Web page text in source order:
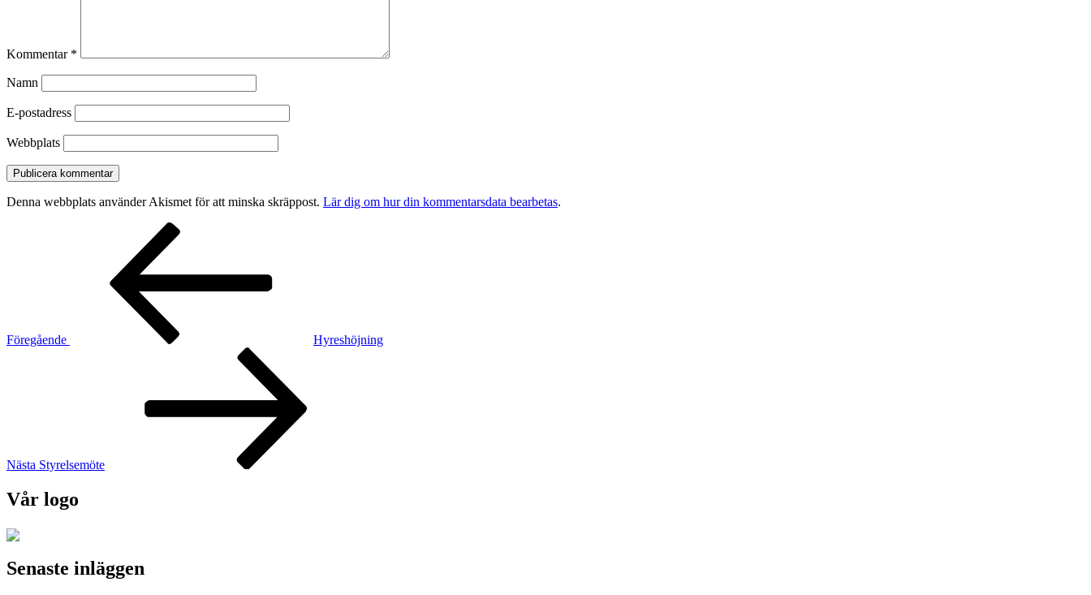
Kommentar *
Namn
E-postadress
Webbplats
Denna webbplats använder Akismet för att minska skräppost. Lär dig om hur din kommentarsdata bearbetas.
Inläggsnavigering
Föregående
Hyreshöjning
Nästa Styrelsemöte
Vår logo
Senaste inläggen